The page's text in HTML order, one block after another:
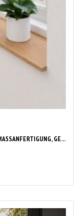
FENSTERBANK AUS EICHE 24 MM NEUEICHE MASSANFERTIGUNG, GERADE KANTE